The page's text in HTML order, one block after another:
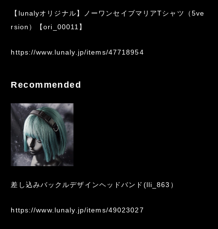
【lunalyオリジナル】ノーワンセイブマリアTシャツ（5ve
rsion）【ori_00011】
https://www.lunaly.jp/items/47718954
Recommended
差し込みバックルデザインヘッドバンド(lli_863）
https://www.lunaly.jp/items/49023027